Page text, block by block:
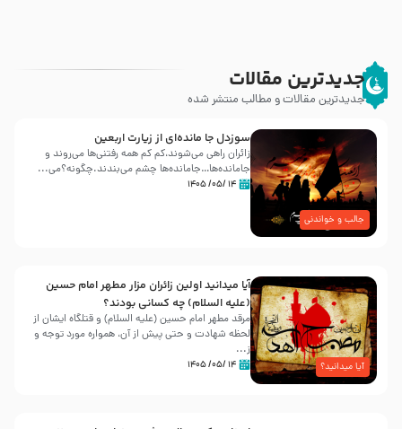
جدیدترین مقالات
جدیدترین مقالات و مطالب منتشر شده
جالب و خواندنی
سوزدل جا مانده‌ای از زیارت اربعین
زائران راهی می‌شوند،کم‌ کم همه رفتنی‌ها می‌روند و
جامانده‌ها…جامانده‌ها چشم می‌بندند.چگونه؟می‌...
۱۴ /۰۵/ ۱۴۰۵
آیا میدانید؟
آیا میدانید اولین زائران مزار مطهر امام حسین
(علیه السلام) چه کسانی بودند؟
مرقد مطهر امام حسین (علیه السلام) و قتلگاه ایشان از
لحظه شهادت و حتی پیش از آن، همواره مورد توجه و
ز...
۱۴ /۰۵/ ۱۴۰۵